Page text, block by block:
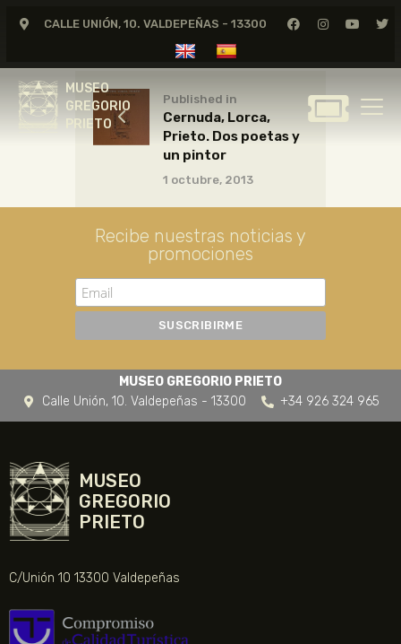
CALLE UNIÓN, 10. VALDEPEÑAS - 13300
MUSEO
GREGORIO
PRIETO
MUSEO
GREGORIO
GREGORIO PRIETO
ARCHIVO
CERTAMEN DE DIBUJO
FUNDACIÓN
TIENDA
NOTICIAS
Published in
Cernuda, Lorca,
Prieto. Dos poetas y
un pintor
1 octubre, 2013
Recibe nuestras noticias y
promociones
MUSEO GREGORIO PRIETO
Calle Unión, 10. Valdepeñas - 13300
+34 926 324 965
MUSEO
GREGORIO
PRIETO
C/Unión 10 13300 Valdepeñas